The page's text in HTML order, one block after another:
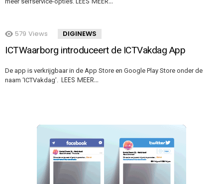
579 Views DIGINEWS
ICTWaarborg introduceert de ICTVakdag App
De app is verkrijgbaar in de App Store en Google Play Store onder de
naam ‘ICTVakdag’. LEES MEER…